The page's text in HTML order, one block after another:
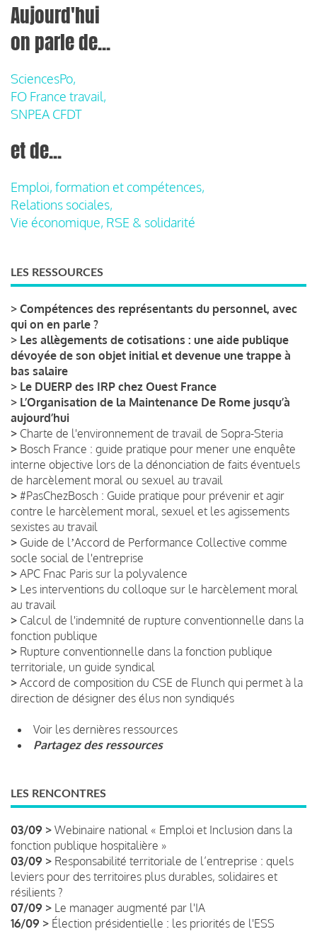
Aujourd'hui
on parle de...
SciencesPo,
FO France travail,
SNPEA CFDT
et de...
Emploi, formation et compétences,
Relations sociales,
Vie économique, RSE & solidarité
LES RESSOURCES
> Compétences des représentants du personnel, avec
qui on en parle ?
> Les allègements de cotisations : une aide publique
dévoyée de son objet initial et devenue une trappe à
bas salaire
> Le DUERP des IRP chez Ouest France
> L’Organisation de la Maintenance De Rome jusqu’à
aujourd’hui
> Charte de l'environnement de travail de Sopra-Steria
> Bosch France : guide pratique pour mener une enquête
interne objective lors de la dénonciation de faits éventuels
de harcèlement moral ou sexuel au travail
> #PasChezBosch : Guide pratique pour prévenir et agir
contre le harcèlement moral, sexuel et les agissements
sexistes au travail
> Guide de lʼAccord de Performance Collective comme
socle social de l'entreprise
> APC Fnac Paris sur la polyvalence
> Les interventions du colloque sur le harcèlement moral
au travail
> Calcul de l'indemnité de rupture conventionnelle dans la
fonction publique
> Rupture conventionnelle dans la fonction publique
territoriale, un guide syndical
> Accord de composition du CSE de Flunch qui permet à la
direction de désigner des élus non syndiqués
Voir les dernières ressources
Partagez des ressources
LES RENCONTRES
03/09 > Webinaire national « Emploi et Inclusion dans la
fonction publique hospitalière »
03/09 > Responsabilité territoriale de l’entreprise : quels
leviers pour des territoires plus durables, solidaires et
résilients ?
07/09 > Le manager augmenté par l'IA
16/09 > Élection présidentielle : les priorités de l'ESS